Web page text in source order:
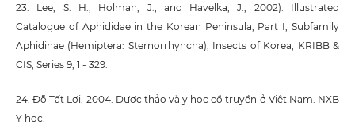
23. Lee, S. H., Holman, J., and Havelka, J., 2002). Illustrated
Catalogue of Aphididae in the Korean Peninsula, Part I, Subfamily
Aphidinae (Hemiptera: Sternorrhyncha), Insects of Korea, KRIBB &
CIS, Series 9, 1 - 329.
24. Đỗ Tất Lợi, 2004. Dược thảo và y học cổ truyền ở Việt Nam. NXB
Y học.